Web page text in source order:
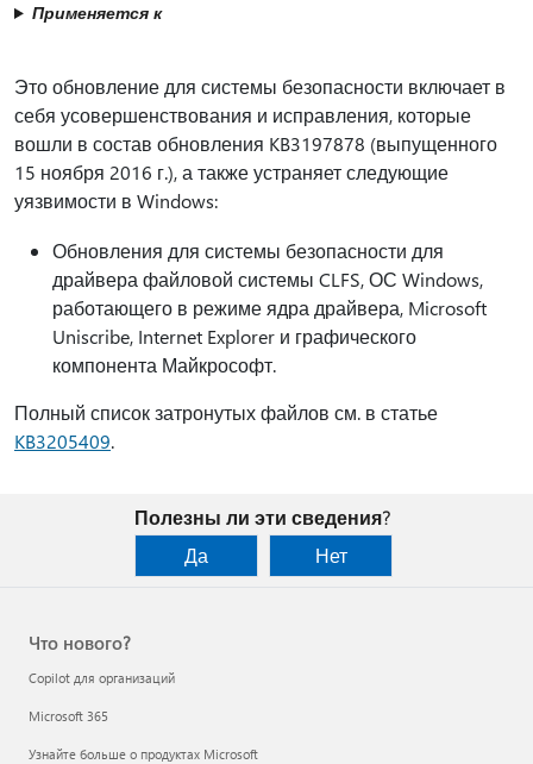
Применяется к
Это обновление для системы безопасности включает в
себя усовершенствования и исправления, которые
вошли в состав обновления KB3197878 (выпущенного
15 ноября 2016 г.), а также устраняет следующие
уязвимости в Windows:
Обновления для системы безопасности для
драйвера файловой системы CLFS, ОС Windows,
работающего в режиме ядра драйвера, Microsoft
Uniscribe, Internet Explorer и графического
компонента Майкрософт.
Полный список затронутых файлов см. в статье
KB3205409.
Полезны ли эти сведения?
Да
Нет
Что нового?
Copilot для организаций
Microsoft 365
Узнайте больше о продуктах Microsoft